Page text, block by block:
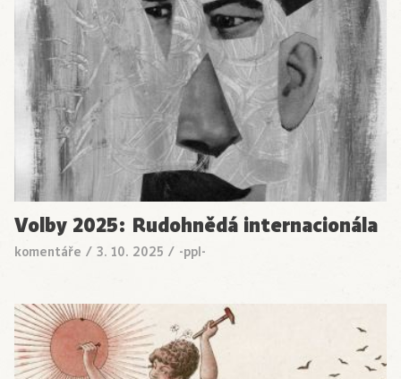
Volby 2025: Rudohnědá internacionála
komentáře / 3. 10. 2025 / -ppl-